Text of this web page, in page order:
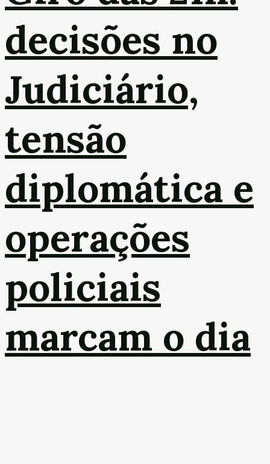
decisões no
Judiciário,
tensão
diplomática e
operações
policiais
marcam o dia